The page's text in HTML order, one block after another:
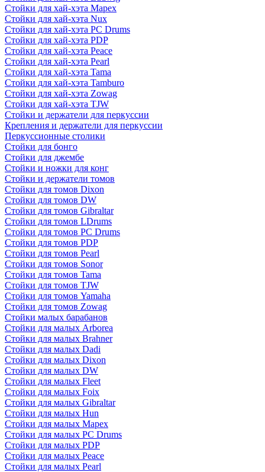
Стойки для хай-хэта Mapex
Стойки для хай-хэта Nux
Стойки для хай-хэта PC Drums
Стойки для хай-хэта PDP
Стойки для хай-хэта Peace
Стойки для хай-хэта Pearl
Стойки для хай-хэта Tama
Стойки для хай-хэта Tamburo
Стойки для хай-хэта Zowag
Стойки для хай-хэта TJW
Стойки и держатели для перкуссии
Крепления и держатели для перкуссии
Перкуссионные столики
Стойки для бонго
Стойки для джембе
Стойки и ножки для конг
Стойки и держатели томов
Стойки для томов Dixon
Стойки для томов DW
Стойки для томов Gibraltar
Стойки для томов LDrums
Стойки для томов PC Drums
Стойки для томов PDP
Стойки для томов Pearl
Стойки для томов Sonor
Стойки для томов Tama
Стойки для томов TJW
Стойки для томов Yamaha
Стойки для томов Zowag
Стойки малых барабанов
Стойки для малых Arborea
Стойки для малых Brahner
Стойки для малых Dadi
Стойки для малых Dixon
Стойки для малых DW
Стойки для малых Fleet
Стойки для малых Foix
Стойки для малых Gibraltar
Стойки для малых Hun
Стойки для малых Mapex
Стойки для малых PC Drums
Стойки для малых PDP
Стойки для малых Peace
Стойки для малых Pearl